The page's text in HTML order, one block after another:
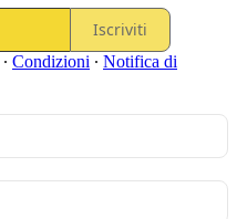
Iscriviti
∙ Condizioni ∙ Notifica di